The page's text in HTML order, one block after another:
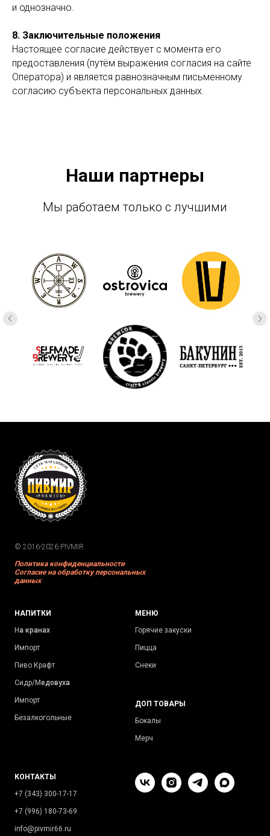
и однозначно.
8. Заключительные положения
Настоящее согласие действует с момента его
предоставления (путём выражения согласия на сайте
Оператора) и является равнозначным письменному
согласию субъекта персональных данных.
Наши партнеры
Мы работаем только с лучшими
© 2016-2026 PIVMIR
Политика конфиденциальности
Согласие на обработку персональных
данных
НАПИТКИ
На кранах
Импорт
Пиво Крафт
Сидр/Медовуха
Импорт
Безалкогольные
МЕНЮ
Горячие закуски
Пицца
Снеки
ДОП ТОВАРЫ
Бокалы
Мерч
КОНТАКТЫ
+7 (343) 300-17-17
+7 (996) 180-73-69
info@pivmir66.ru